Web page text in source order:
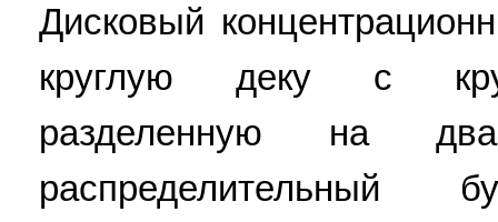
Дисковый
круглую деку с
разделенную на
распределительный